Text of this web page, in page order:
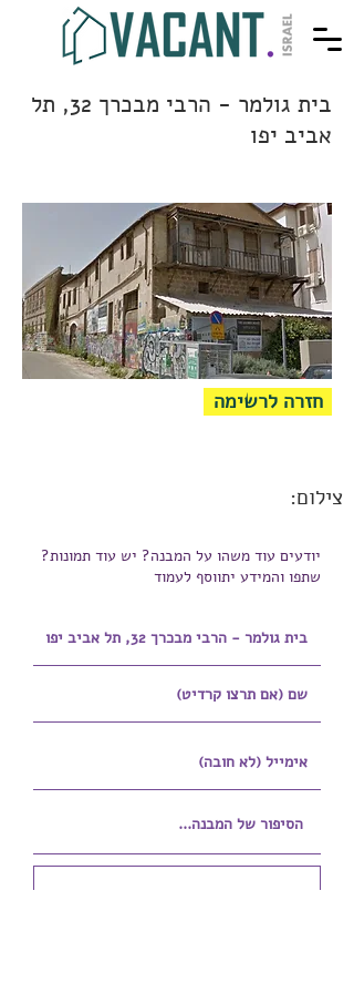
בית גולמר - הרבי מבכרך 32, תל
אביב יפו
חזרה לרשימה
צילום:
יודעים עוד משהו על המבנה? יש עוד תמונות?
שתפו והמידע יתווסף לעמוד